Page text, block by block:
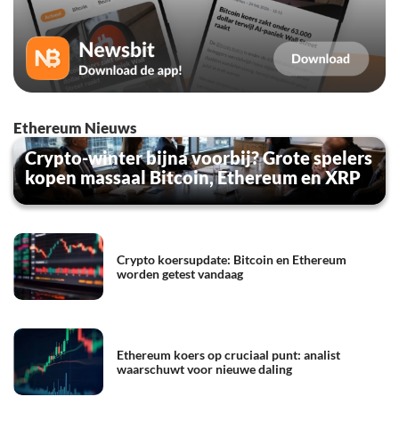
Ethereum Nieuws
Crypto-winter bijna voorbij? Grote spelers
kopen massaal Bitcoin, Ethereum en XRP
Crypto koersupdate: Bitcoin en Ethereum
worden getest vandaag
Ethereum koers op cruciaal punt: analist
waarschuwt voor nieuwe daling